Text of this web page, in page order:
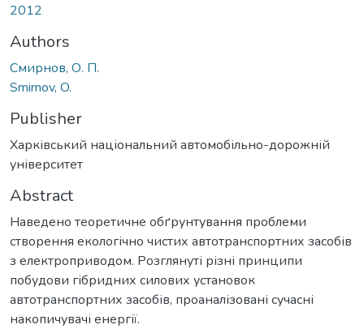
2012
Authors
Смирнов, О. П.
Smirnov, O.
Publisher
Харківський національний автомобільно-дорожній
університет
Abstract
Наведено теоретичне обґрунтування проблеми
створення екологічно чистих автотранспортних засобів
з електроприводом. Розглянуті різні принципи
побудови гібридних силових установок
автотранспортних засобів, проаналізовані сучасні
накопичувачі енергії.